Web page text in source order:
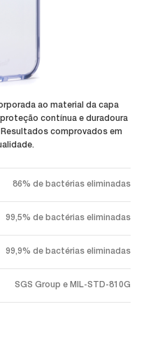
ao material da capa
contínua e duradoura
comprovados em
86% de bactérias eliminadas
99,5% de bactérias eliminadas
99,9% de bactérias eliminadas
SGS Group e MIL-STD-810G